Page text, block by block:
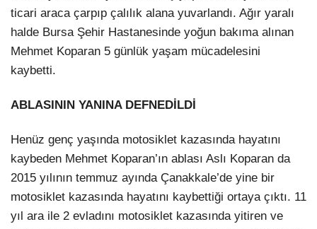
ticari araca çarpıp çalılık alana yuvarlandı. Ağır yaralı
halde Bursa Şehir Hastanesinde yoğun bakıma alınan
Mehmet Koparan 5 günlük yaşam mücadelesini
kaybetti.
ABLASININ YANINA DEFNEDİLDİ
Henüz genç yaşında motosiklet kazasında hayatını
kaybeden Mehmet Koparan’ın ablası Aslı Koparan da
2015 yılının temmuz ayında Çanakkale’de yine bir
motosiklet kazasında hayatını kaybettiği ortaya çıktı. 11
yıl ara ile 2 evladını motosiklet kazasında yitiren ve